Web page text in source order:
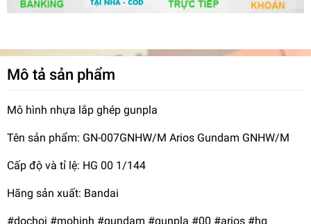
Mô tả sản phẩm
Mô hình nhựa lắp ghép gunpla
Tên sản phẩm: GN-007GNHW/M Arios Gundam GNHW/M
Cấp độ và tỉ lệ: HG 00 1/144
Hãng sản xuất: Bandai
#dochoi #mohinh #gundam #gunpla #00 #arios #hg